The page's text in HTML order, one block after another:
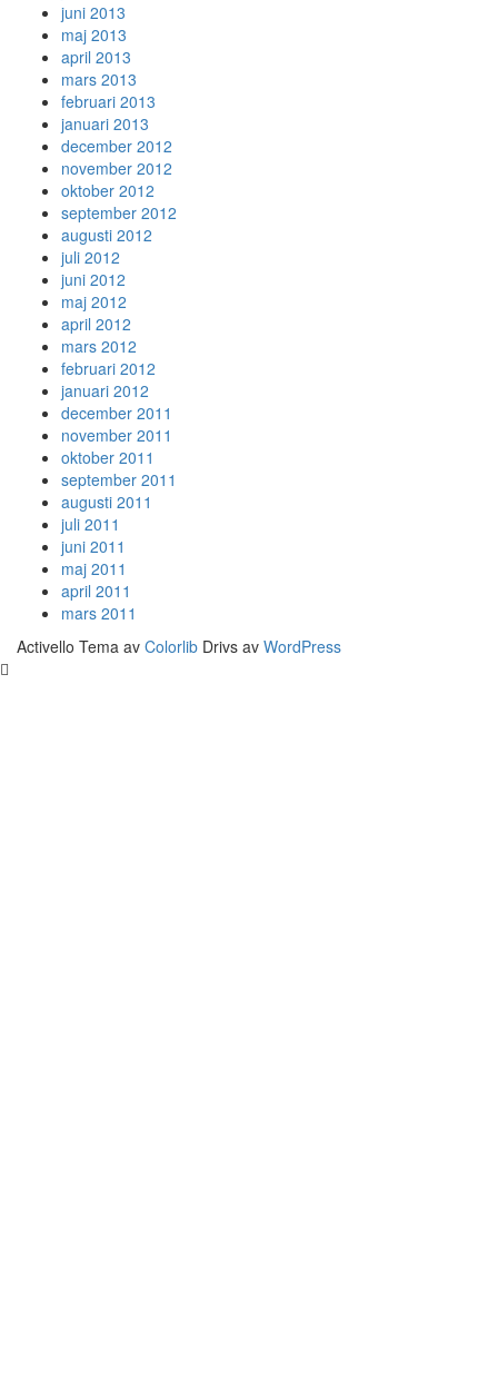
juni 2013
maj 2013
april 2013
mars 2013
februari 2013
januari 2013
december 2012
november 2012
oktober 2012
september 2012
augusti 2012
juli 2012
juni 2012
maj 2012
april 2012
mars 2012
februari 2012
januari 2012
december 2011
november 2011
oktober 2011
september 2011
augusti 2011
juli 2011
juni 2011
maj 2011
april 2011
mars 2011
Activello Tema av Colorlib Drivs av WordPress